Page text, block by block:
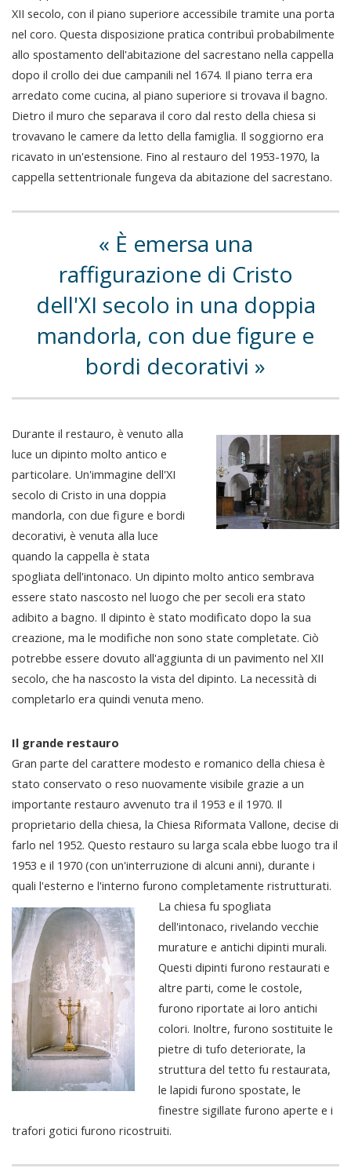
XII secolo, con il piano superiore accessibile tramite una porta
nel coro. Questa disposizione pratica contribuì probabilmente
allo spostamento dell'abitazione del sacrestano nella cappella
dopo il crollo dei due campanili nel 1674. Il piano terra era
arredato come cucina, al piano superiore si trovava il bagno.
Dietro il muro che separava il coro dal resto della chiesa si
trovavano le camere da letto della famiglia. Il soggiorno era
ricavato in un'estensione. Fino al restauro del 1953-1970, la
cappella settentrionale fungeva da abitazione del sacrestano.
È emersa una
raffigurazione di Cristo
dell'XI secolo in una doppia
mandorla, con due figure e
bordi decorativi
Durante il restauro, è venuto alla
luce un dipinto molto antico e
particolare. Un'immagine dell'XI
secolo di Cristo in una doppia
mandorla, con due figure e bordi
decorativi, è venuta alla luce
quando la cappella è stata
spogliata dell'intonaco. Un dipinto molto antico sembrava
essere stato nascosto nel luogo che per secoli era stato
adibito a bagno. Il dipinto è stato modificato dopo la sua
creazione, ma le modifiche non sono state completate. Ciò
potrebbe essere dovuto all'aggiunta di un pavimento nel XII
secolo, che ha nascosto la vista del dipinto. La necessità di
completarlo era quindi venuta meno.
Il grande restauro
Gran parte del carattere modesto e romanico della chiesa è
stato conservato o reso nuovamente visibile grazie a un
importante restauro avvenuto tra il 1953 e il 1970. Il
proprietario della chiesa, la Chiesa Riformata Vallone, decise di
farlo nel 1952. Questo restauro su larga scala ebbe luogo tra il
1953 e il 1970 (con un'interruzione di alcuni anni), durante i
quali l'esterno e l'interno furono completamente ristrutturati.
La chiesa fu spogliata
dell'intonaco, rivelando vecchie
murature e antichi dipinti murali.
Questi dipinti furono restaurati e
altre parti, come le costole,
furono riportate ai loro antichi
colori. Inoltre, furono sostituite le
pietre di tufo deteriorate, la
struttura del tetto fu restaurata,
le lapidi furono spostate, le
finestre sigillate furono aperte e i
trafori gotici furono ricostruiti.